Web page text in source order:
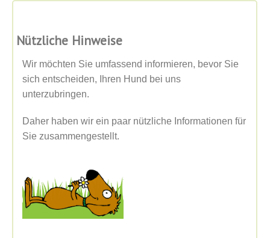
Nützliche Hinweise
Wir möchten Sie umfassend informieren, bevor Sie
sich entscheiden, Ihren Hund bei uns
unterzubringen.
Daher haben wir ein paar nützliche Informationen für
Sie zusammengestellt.